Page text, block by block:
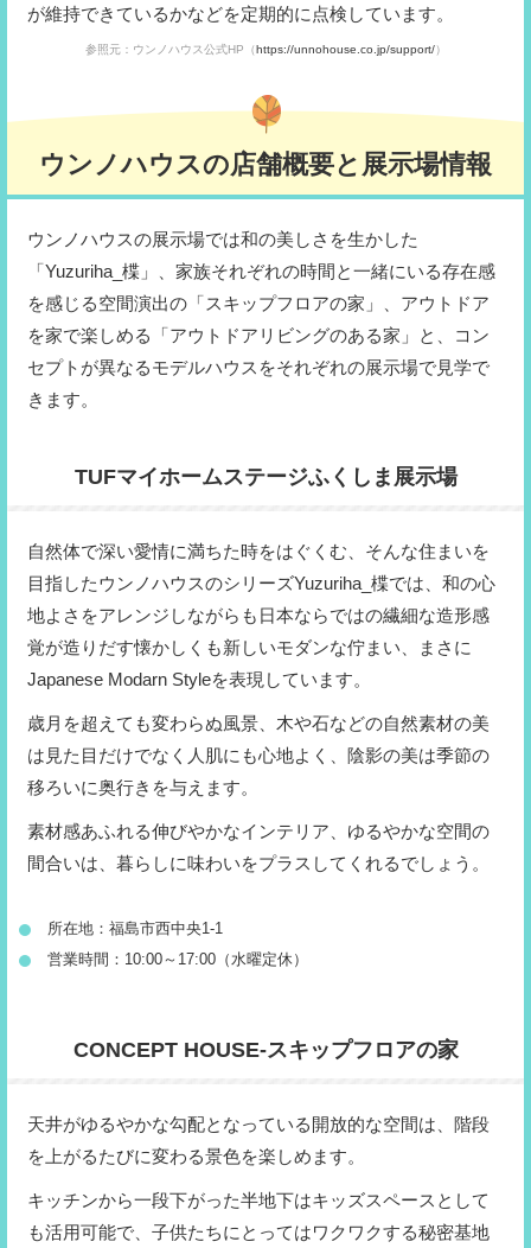
が維持できているかなどを定期的に点検しています。
参照元：ウンノハウス公式HP（https://unnohouse.co.jp/support/）
ウンノハウスの店舗概要と展示場情報
ウンノハウスの展示場では和の美しさを生かした
「Yuzuriha_楪」、家族それぞれの時間と一緒にいる存在感
を感じる空間演出の「スキップフロアの家」、アウトドア
を家で楽しめる「アウトドアリビングのある家」と、コン
セプトが異なるモデルハウスをそれぞれの展示場で見学で
きます。
TUFマイホームステージふくしま展示場
自然体で深い愛情に満ちた時をはぐくむ、そんな住まいを
目指したウンノハウスのシリーズYuzuriha_楪では、和の心
地よさをアレンジしながらも日本ならではの繊細な造形感
覚が造りだす懐かしくも新しいモダンな佇まい、まさに
Japanese Modarn Styleを表現しています。
歳月を超えても変わらぬ風景、木や石などの自然素材の美
は見た目だけでなく人肌にも心地よく、陰影の美は季節の
移ろいに奥行きを与えます。
素材感あふれる伸びやかなインテリア、ゆるやかな空間の
間合いは、暮らしに味わいをプラスしてくれるでしょう。
所在地：福島市西中央1-1
営業時間：10:00～17:00（水曜定休）
CONCEPT HOUSE-スキップフロアの家
天井がゆるやかな勾配となっている開放的な空間は、階段
を上がるたびに変わる景色を楽しめます。
キッチンから一段下がった半地下はキッズスペースとして
も活用可能で、子供たちにとってはワクワクする秘密基地